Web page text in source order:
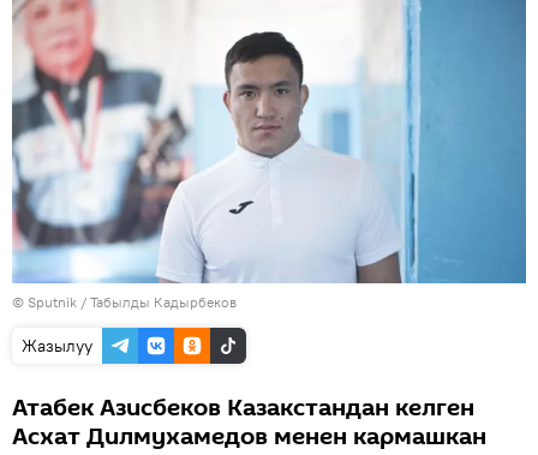
© Sputnik / Табылды Кадырбеков
Жазылуу
Атабек Азисбеков Казакстандан келген
Асхат Дилмухамедов менен кармашкан